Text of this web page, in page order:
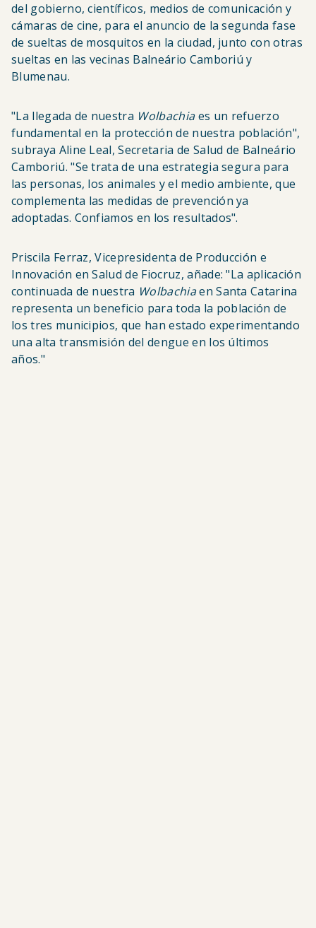
del gobierno, científicos, medios de comunicación y
cámaras de cine, para el anuncio de la segunda fase
de sueltas de mosquitos en la ciudad, junto con otras
sueltas en las vecinas Balneário Camboriú y
Blumenau.
"La llegada de nuestra Wolbachiaes un refuerzo
fundamental en la protección de nuestra población",
subraya Aline Leal, Secretaria de Salud de Balneário
Camboriú. "Se trata de una estrategia segura para
las personas, los animales y el medio ambiente, que
complementa las medidas de prevención ya
adoptadas. Confiamos en los resultados".
Priscila Ferraz, Vicepresidenta de Producción e
Innovación en Salud de Fiocruz, añade: "La aplicación
continuada de nuestra Wolbachiaen Santa Catarina
representa un beneficio para toda la población de
los tres municipios, que han estado experimentando
una alta transmisión del dengue en los últimos
años."